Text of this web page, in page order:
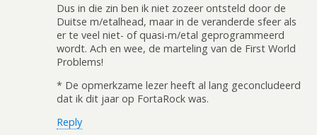
Dus in die zin ben ik niet zozeer ontsteld door de
Duitse m/etalhead, maar in de veranderde sfeer als
er te veel niet- of quasi-m/etal geprogrammeerd
wordt. Ach en wee, de marteling van de First World
Problems!
* De opmerkzame lezer heeft al lang geconcludeerd
dat ik dit jaar op FortaRock was.
Reply